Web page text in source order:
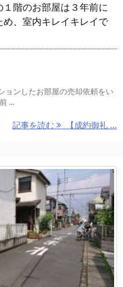
１階のお部屋は３年前に
、室内キレイキレイで
ョンしたお部屋の売却依頼をい
...
記事を読む 【成約御礼 ...